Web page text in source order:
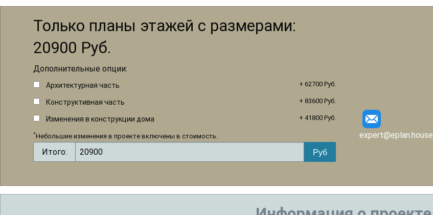
Только планы этажей с размерами:
20900 Руб.
Дополнительные опции:
Архитектурная часть + 62700 Руб.
Конструктивная часть + 83600 Руб.
Изменения в конструкции дома + 41800 Руб.
*Небольшие изменения в проекте включены в стоимость.
Итого:
expert@eplan.house